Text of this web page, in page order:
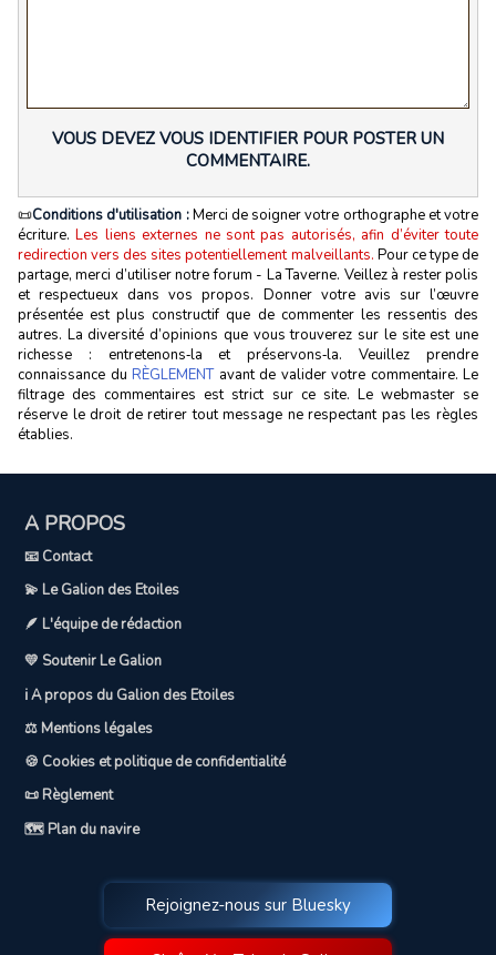
VOUS DEVEZ VOUS IDENTIFIER POUR POSTER UN
COMMENTAIRE.
📜Conditions d'utilisation :Merci de soigner votre orthographe et votre
écriture.Les liens externes ne sont pas autorisés, afin d’éviter toute
redirection vers des sites potentiellement malveillants. Pour ce type de
partage, merci d’utiliser notre forum - La Taverne. Veillez à rester polis
et respectueux dans vos propos. Donner votre avis sur l’œuvre
présentée est plus constructif que de commenter les ressentis des
autres. La diversité d’opinions que vous trouverez sur le site est une
richesse : entretenons‑la et préservons‑la. Veuillez prendre
connaissance du RÈGLEMENTavant de valider votre commentaire. Le
filtrage des commentaires est strict sur ce site. Le webmaster se
réserve le droit de retirer tout message ne respectant pas les règles
établies.
A PROPOS
📧 Contact
💫 Le Galion des Etoiles
🪶 L'équipe de rédaction
💛 Soutenir Le Galion
ℹ️ A propos du Galion des Etoiles
⚖️ Mentions légales
🍪 Cookies et politique de confidentialité
📜 Règlement
🗺️ Plan du navire
Rejoignez-nous sur Bluesky